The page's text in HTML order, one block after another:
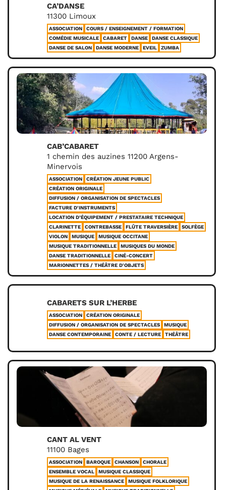
CA’DANSE
11300 Limoux
ASSOCIATION
COURS / ENSEIGNEMENT / FORMATION
COMÉDIE MUSICALE
CABARET DANSE
DANSE CLASSIQUE
DANSE DE SALON
DANSE MODERNE EVEIL ZUMBA
CAB’CABARET
1 chemin des auzines 11200 Argens-
Minervois
ASSOCIATION
CRÉATION JEUNE PUBLIC
CRÉATION ORIGINALE
DIFFUSION / ORGANISATION DE SPECTACLES
FACTURE D'INSTRUMENTS
LOCATION D’ÉQUIPEMENT / PRESTATAIRE TECHNIQUE
CLARINETTE
CONTREBASSE FLÛTE TRAVERSIÈRE
SOLFÈGE
VIOLON
MUSIQUE
MUSIQUE OCCITANE
MUSIQUE TRADITIONNELLE
MUSIQUES DU MONDE
DANSE TRADITIONNELLE
CINÉ-CONCERT
MARIONNETTES / THÉÂTRE D'OBJETS
CABARETS SUR L’HERBE
ASSOCIATION
CRÉATION ORIGINALE
DIFFUSION / ORGANISATION DE SPECTACLES
MUSIQUE
DANSE CONTEMPORAINE
CONTE / LECTURE THÉÂTRE
CANT AL VENT
11100 Bages
ASSOCIATION BAROQUE CHANSON
CHORALE
ENSEMBLE VOCAL
MUSIQUE CLASSIQUE
MUSIQUE DE LA RENAISSANCE
MUSIQUE FOLKLORIQUE